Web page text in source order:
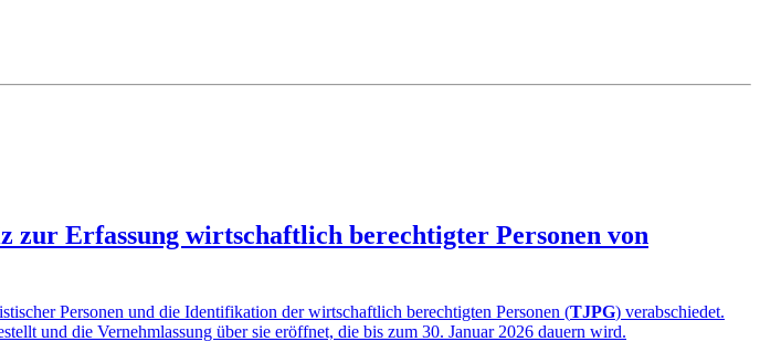
zur Erfassung wirtschaftlich berechtigter Personen von
Personen und die Identifikation der wirtschaftlich berechtigten Personen (TJPG) verabschiedet.
und die Vernehmlassung über sie eröffnet, die bis zum 30. Januar 2026 dauern wird.